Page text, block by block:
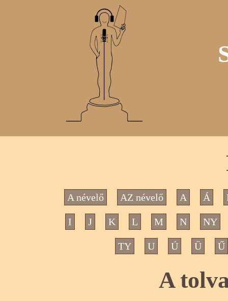
A névelő AZ névelő A Á
I J K L M N NY
TY U Ú Ü Ű
A